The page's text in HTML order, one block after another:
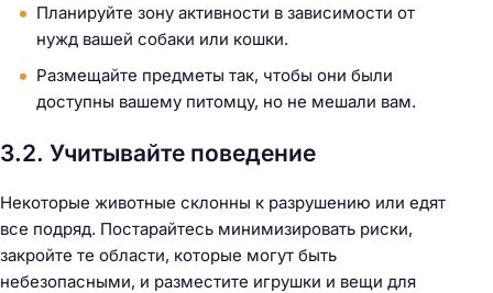
Планируйте зону активности в зависимости от
нужд вашей собаки или кошки.
Размещайте предметы так, чтобы они были
доступны вашему питомцу, но не мешали вам.
3.2. Учитывайте поведение
Некоторые животные склонны к разрушению или едят
все подряд. Постарайтесь минимизировать риски,
закройте те области, которые могут быть
небезопасными, и разместите игрушки и вещи для